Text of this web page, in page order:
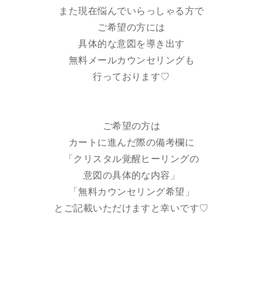
また現在悩んでいらっしゃる方で
ご希望の方には
具体的な意図を導き出す
無料メールカウンセリングも
行っております♡
ご希望の方は
カートに進んだ際の備考欄に
「クリスタル覚醒ヒーリングの
意図の具体的な内容」
「無料カウンセリング希望」
とご記載いただけますと幸いです♡